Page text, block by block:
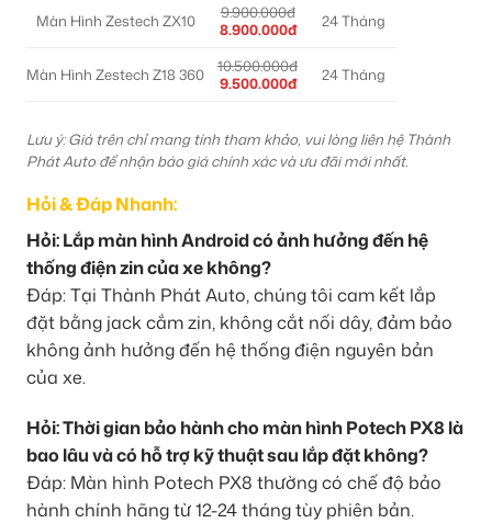
Màn Hình Zestech ZX10
9.900.000đ
8.900.000đ
24 Tháng
Màn Hình Zestech Z18 360
10.500.000đ
9.500.000đ
24 Tháng
Lưu ý: Giá trên chỉ mang tính tham khảo, vui lòng liên hệ Thành
Phát Auto để nhận báo giá chính xác và ưu đãi mới nhất.
Hỏi & Đáp Nhanh:
Hỏi: Lắp màn hình Android có ảnh hưởng đến hệ
thống điện zin của xe không?
Đáp: Tại Thành Phát Auto, chúng tôi cam kết lắp
đặt bằng jack cắm zin, không cắt nối dây, đảm bảo
không ảnh hưởng đến hệ thống điện nguyên bản
của xe.
Hỏi: Thời gian bảo hành cho màn hình Potech PX8 là
bao lâu và có hỗ trợ kỹ thuật sau lắp đặt không?
Đáp: Màn hình Potech PX8 thường có chế độ bảo
hành chính hãng từ 12-24 tháng tùy phiên bản.